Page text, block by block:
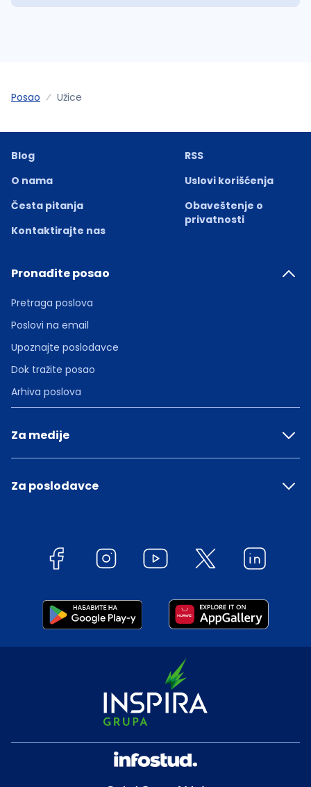
Posao Užice
Blog
O nama
Česta pitanja
Kontaktirajte nas
RSS
Uslovi korišćenja
Obaveštenje o
privatnosti
Pronađite posao
Pretraga poslova
Poslovi na email
Upoznajte poslodavce
Dok tražite posao
Arhiva poslova
Za medije
Za poslodavce